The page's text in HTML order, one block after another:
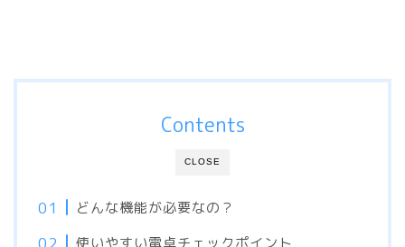
CLOSE
Contents
どんな機能が必要なの？
使いやすい電卓チェックポイント